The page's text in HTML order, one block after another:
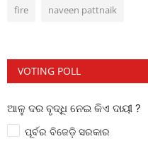
fire naveen pattnaik
VOTING POLL
ଆଳୁ ଦର ବୃଦ୍ଧି ନେଇ କିଏ ଦାୟୀ ?
ପୂର୍ବର ବିଜେଡ଼ି ସରକାର